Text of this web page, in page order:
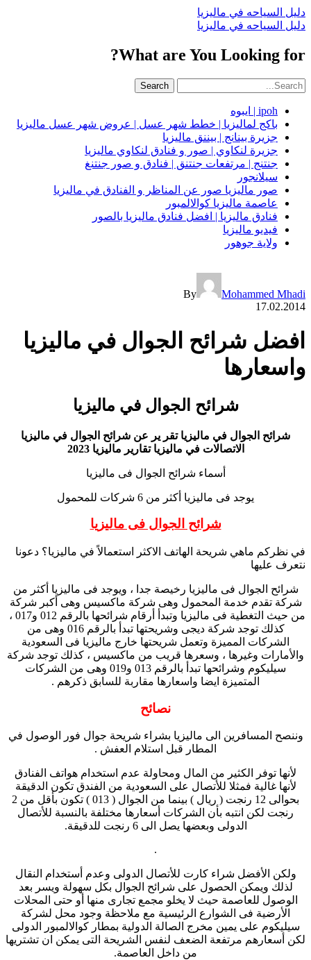
دليل السياحه في ماليزيا
دليل السياحه في ماليزيا
What are You Looking for?
Search
ipoh | ايبوه
باكج لماليزيا | خطط شهر عسل | عروض شهر عسل ماليزيا
جزيرة بينانج | بيننق ماليزيا
جزيرة لنكاوي | صور و فنادق لنكاوي ماليزيا
جنتنج | مرتفعات جنتنق | فنادق و صور جنتنغ
سيلانجور
صور ماليزيا صور عن المناظر و الفنادق في ماليزيا
عاصمة ماليزيا كوالالمبور
فنادق ماليزيا | افضل فنادق ماليزيا بالصور
فيديو ماليزيا
ولاية جوهور
By
Mohammed Mhadi
17.02.2014
افضل شرائح الجوال في ماليزيا
واسعارها
شرائح الجوال في ماليزيا
شرائح الجوال في ماليزيا تقر ير عن شرائح الجوال في ماليزيا
الاتصالات في ماليزيا تقارير ماليزيا 2023
أسماء شرائح الجوال فى ماليزيا
يوجد فى ماليزيا أكثر من 6 شركات للمحمول
شرائح الجوال فى ماليزيا
في نظركم ماهي شريحة الهاتف الاكثر استعمالاً في ماليزيا؟ دعونا
نتعرف عليها
شرائح الجوال فى ماليزيا رخيصة جدا ، ويوجد فى ماليزيا أكثر من
شركة تقدم خدمة المحمول وهى شركة ماكسيس وهى أكبر شركة
من حيث التغطية فى ماليزيا وتبدأ أرقام شرائحها بالرقم 012 و017 ،
كذلك توجد شركة ديجى وشريحتها تبدأ بالرقم 016 وهى من
الشركات المميزة وتعمل شريحتها خارج ماليزيا فى السعودية
والأمارات وغيرها ، وسعرها قريب من ماكسيس ، كذلك توجد شركة
سيليكوم وشرائحها تبدأ بالرقم 013 و019 وهى من الشركات
المتميزة ايضا واسعارها مقاربة للسابق ذكرهم .
نصائح
وننصح المسافرين الى ماليزيا بشراء شريحة جوال فور الوصول في
المطار قبل استلام العفش .
لأنها توفر الكثير من المال ومحاولة عدم استخدام هواتف الفنادق
لأنها غالية فمثلا للأتصال على السعودية من الفندق تكون الدقيقة
بحوالى 12 رنجت ( ريال ) بينما من الجوال ( 013 ) تكون بأقل من 2
رنجت لكن انتبه بأن الشركات أسعارها مختلفة بالنسبة للأتصال
الدولى وبعضها يصل الى 6 رنجت للدقيقة.
.
ولكن الأفضل شراء كارت للأتصال الدولى وعدم أستخدام النقال
لذلك ويمكن الحصول على شرائح الجوال بكل سهولة ويسر بعد
الوصول للعاصمة حيث لا يخلو مجمع تجارى منها أو حتى المحلات
الأرضية فى الشوارع الرئيسية مع ملاحظة وجود محل لشركة
سيليكوم على يمين مخرج الصالة الدولية بمطار كوالالمبور الدولى
لكن أسعارهم مرتفعة الضعف لنفس الشريحة التى يمكن ان تشتريها
من داخل العاصمة.